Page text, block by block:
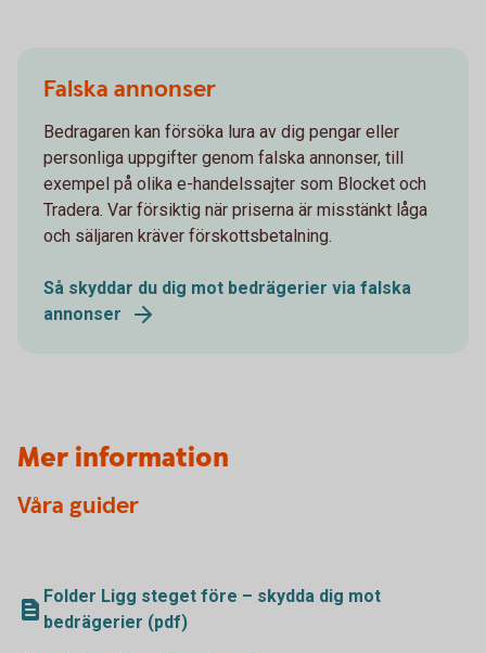
Falska annonser
Bedragaren kan försöka lura av dig pengar eller
personliga uppgifter genom falska annonser, till
exempel på olika e-handelssajter som Blocket och
Tradera. Var försiktig när priserna är misstänkt låga
och säljaren kräver förskottsbetalning.
Så skyddar du dig mot bedrägerier via falska
annonser
Mer information
Våra guider
Folder Ligg steget före – skydda dig mot
bedrägerier (pdf)